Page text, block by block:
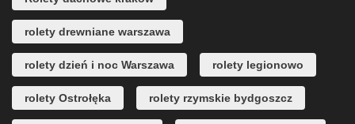
rolety drewniane warszawa
rolety dzień i noc Warszawa rolety legionowo
rolety Ostrołęka rolety rzymskie bydgoszcz